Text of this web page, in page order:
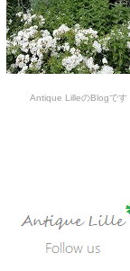
Antique LilleのBlogです